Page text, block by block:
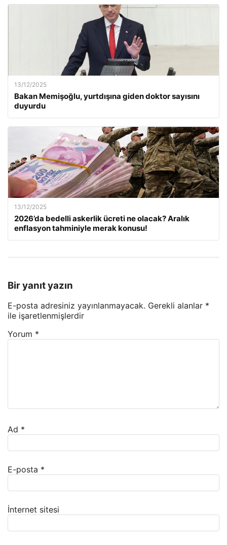
13/12/2025
Bakan Memişoğlu, yurtdışına giden doktor sayısını
duyurdu
13/12/2025
2026’da bedelli askerlik ücreti ne olacak? Aralık
enflasyon tahminiyle merak konusu!
Bir yanıt yazın
E-posta adresiniz yayınlanmayacak. Gerekli alanlar *
ile işaretlenmişlerdir
Yorum *
Ad *
E-posta *
İnternet sitesi